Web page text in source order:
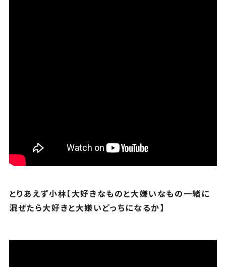
とりあえず小林【大好きなものと大嫌いなもの一緒に
混ぜたら大好きと大嫌いどっちになるか】